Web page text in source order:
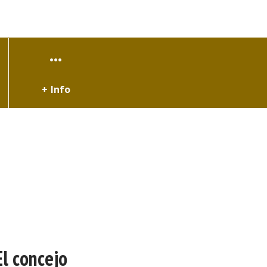
+ Info
concejo